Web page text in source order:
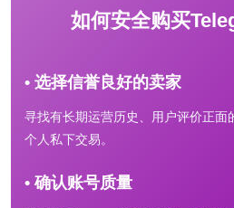
如何安全购买
• 选择信誉良好的卖家
寻找有长期运营历史、用户评价正面
个人私下交易。
• 确认账号质量